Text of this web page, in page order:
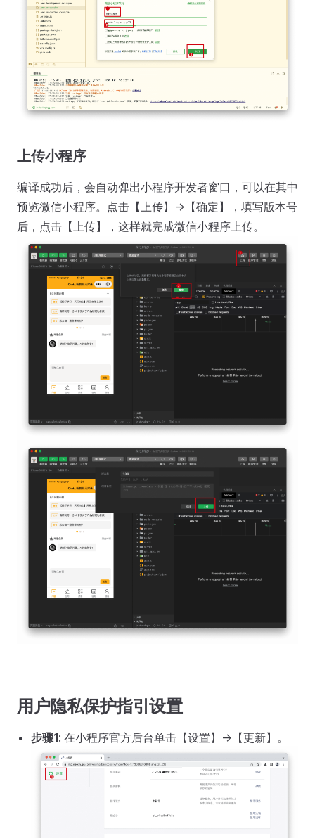
上传小程序
编译成功后，会自动弹出小程序开发者窗口，可以在其中
预览微信小程序。点击【上传】->【确定】，填写版本号
后，点击【上传】，这样就完成微信小程序上传。
用户隐私保护指引设置
步骤1: 在小程序官方后台单击【设置】->【更新】。